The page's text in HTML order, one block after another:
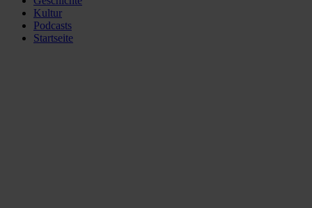
Kultur
Podcasts
Startseite